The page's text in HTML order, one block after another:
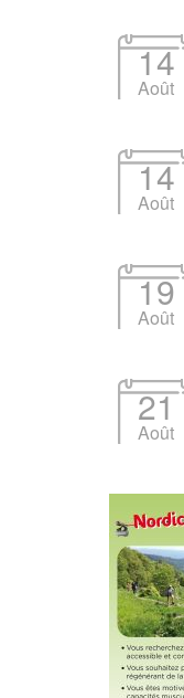
14
Août
14
Août
19
Août
21
Août